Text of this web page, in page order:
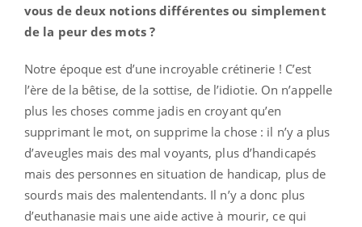
vous de deux notions différentes ou simplement
de la peur des mots ?
Notre époque est d’une incroyable crétinerie ! C’est
l’ère de la bêtise, de la sottise, de l’idiotie. On n’appelle
plus les choses comme jadis en croyant qu’en
supprimant le mot, on supprime la chose : il n’y a plus
d’aveugles mais des mal voyants, plus d’handicapés
mais des personnes en situation de handicap, plus de
sourds mais des malentendants. Il n’y a donc plus
d’euthanasie mais une aide active à mourir, ce qui